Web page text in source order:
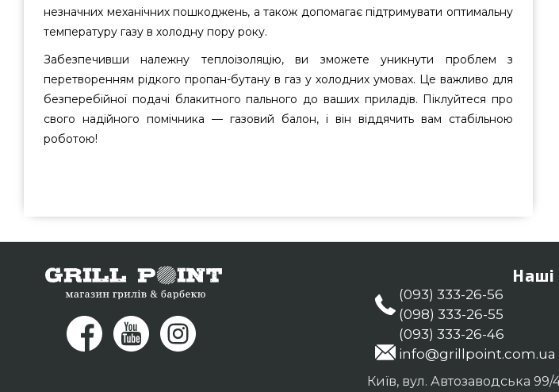
незначних механічних пошкоджень, а також допомагає підтримувати оптимальну
температуру газу в холодну пору року.
Забезпечивши належну теплоізоляцію, ви зможете уникнути проблем з
перетворенням рідкого пропан-бутану в газ у холодних умовах. Це важливо для
безперебійної подачі блакитного пального до ваших приладів. Піклуйтеся про
свого надійного помічника — газовий балон, і він віддячить вам стабільною
роботою!
магазині грилів та барбекю Гриль Поінт. Привабливі пропозиції на Газові балоні в
каталозі інтернет магазину grillpoint.com.ua Зателефонуйте нашим продавцям на номер
Черкаси
Наші
(093) 333-26-56
(098) 333-26-55
(093) 333-26-46
info@grillpoint.com.ua
Київ, вул. Автозаводська 99/